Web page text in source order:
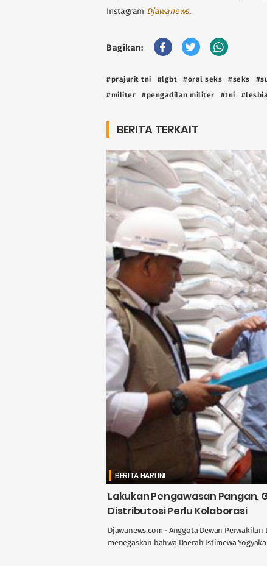
Instagram Djawanews.
Bagikan:
#prajurit tni #lgbt #oral seks #seks
#militer
#pengadilan militer #tni
BERITA TERKAIT
BERITA HARI INI
Lakukan Pengawasan Pangan,
Distributosi Perlu Kolaborasi
Djawanews.com - Anggota Dewan Perwakilan
menegaskan bahwa Daerah Istimewa